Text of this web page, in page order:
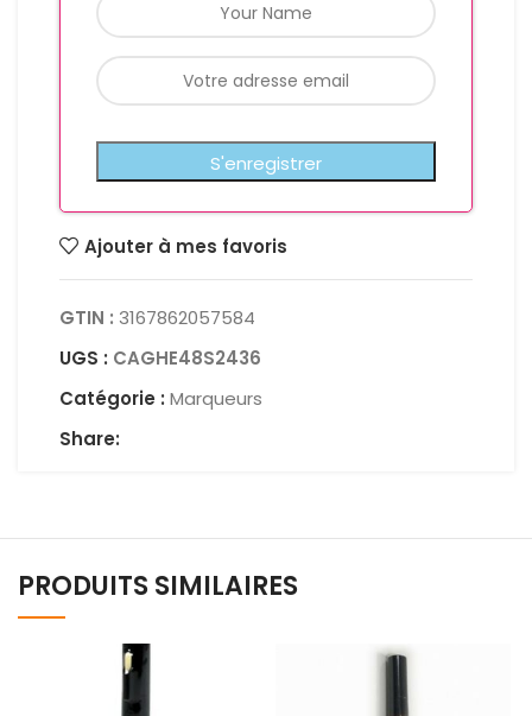
Ajouter à mes favoris
GTIN : 3167862057584
UGS : CAGHE48S2436
Catégorie : Marqueurs
Share:
PRODUITS SIMILAIRES